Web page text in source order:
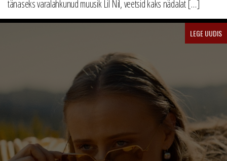
tänaseks varalahkunud muusik Lil Nil, veetsid kaks nädalat […]
LEGE UUDIS